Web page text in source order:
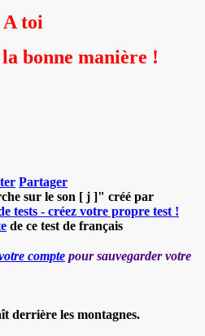
A toi
bonne manière !
Partager
sur le son [ j ]" créé par
tests - créez votre propre test !
de ce test de français
compte pour sauvegarder votre
derrière les montagnes.